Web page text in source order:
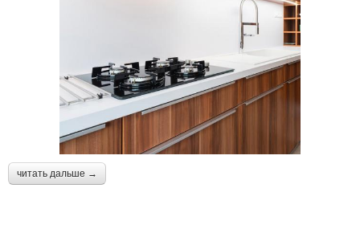
читать дальше →